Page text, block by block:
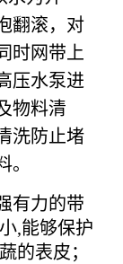
翻滚，对
时网带上
压水泵进
物料清
洗防止堵
有力的带
,能够保护
的表皮；